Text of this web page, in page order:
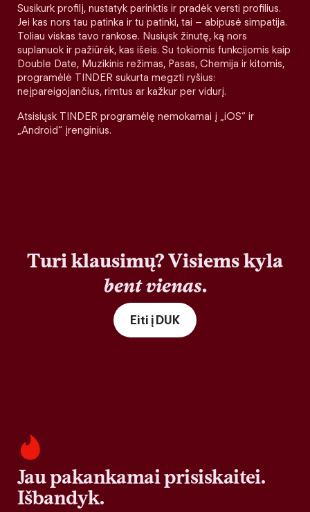
Susikurk profilį, nustatyk parinktis ir pradėk versti profilius.
Jei kas nors tau patinka ir tu patinki, tai – abipusė simpatija.
Toliau viskas tavo rankose. Nusiųsk žinutę, ką nors
suplanuok ir pažiūrėk, kas išeis. Su tokiomis funkcijomis kaip
Double Date, Muzikinis režimas, Pasas, Chemija ir kitomis,
programėlė TINDER sukurta megzti ryšius:
neįpareigojančius, rimtus ar kažkur per vidurį.
Atsisiųsk TINDER programėlę nemokamai į „iOS“ ir
„Android“ įrenginius.
Turi klausimų? Visiems kyla
bent vienas.
Eiti į DUK
Jau pakankamai prisiskaitei.
Išbandyk.